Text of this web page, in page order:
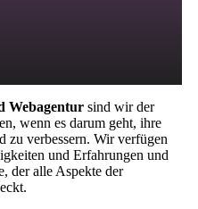
Webagentur sind wir der
wenn es darum geht, ihre
zu verbessern. Wir verfügen
und Erfahrungen und
der alle Aspekte der